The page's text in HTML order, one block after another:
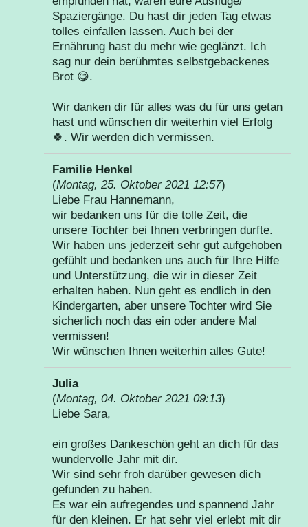
Spaziergänge. Du hast dir jeden Tag etwas
tolles einfallen lassen. Auch bei der
Ernährung hast du mehr wie geglänzt. Ich
sag nur dein berühmtes selbstgebackenes
Brot 😋.
Wir danken dir für alles was du für uns getan
hast und wünschen dir weiterhin viel Erfolg
🍀. Wir werden dich vermissen.
Familie Henkel
(Montag, 25. Oktober 2021 12:57)
Liebe Frau Hannemann,
wir bedanken uns für die tolle Zeit, die
unsere Tochter bei Ihnen verbringen durfte.
Wir haben uns jederzeit sehr gut aufgehoben
gefühlt und bedanken uns auch für Ihre Hilfe
und Unterstützung, die wir in dieser Zeit
erhalten haben. Nun geht es endlich in den
Kindergarten, aber unsere Tochter wird Sie
sicherlich noch das ein oder andere Mal
vermissen!
Wir wünschen Ihnen weiterhin alles Gute!
Julia
(Montag, 04. Oktober 2021 09:13)
Liebe Sara,
ein großes Dankeschön geht an dich für das
wundervolle Jahr mit dir.
Wir sind sehr froh darüber gewesen dich
gefunden zu haben.
Es war ein aufregendes und spannend Jahr
für den kleinen. Er hat sehr viel erlebt mit dir